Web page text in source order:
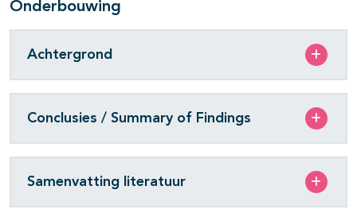
Onderbouwing
Achtergrond
Conclusies / Summary of Findings
Samenvatting literatuur